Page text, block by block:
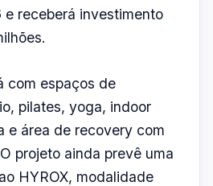
receberá investimento
com espaços de
pilates, yoga, indoor
e área de recovery com
projeto ainda prevê uma
HYROX, modalidade